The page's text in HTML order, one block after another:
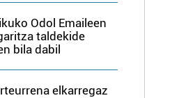
Odol Emaileen
taldekide
bila dabil
elkarregaz